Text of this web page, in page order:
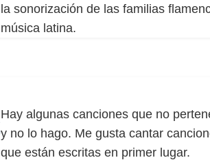
la sonorización de las familias
música latina.
Hay algunas canciones que no
y no lo hago. Me gusta cantar
que están escritas en primer lugar.